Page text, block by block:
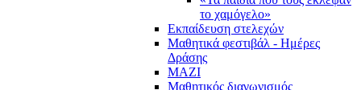
το χαμόγελο»
Εκπαίδευση στελεχών
Μαθητικά φεστιβάλ - Ημέρες
Δράσης
ΜΑΖΙ
Μαθητικός διαγωνισμός